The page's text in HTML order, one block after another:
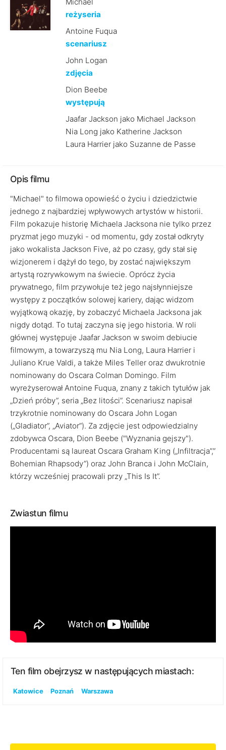
reżyseria
Antoine Fuqua
scenariusz
John Logan
zdjęcia
Dion Beebe
występują
Jaafar Jackson jako Michael Jackson
Nia Long jako Katherine Jackson
Laura Harrier jako Suzanne de Passe
Opis filmu
"Michael" to filmowa opowieść o życiu i dziedzictwie
jednego z najbardziej wpływowych artystów w historii.
Film pokazuje historię Michaela Jacksona nie tylko przez
pryzmat jego muzyki - od momentu, gdy został odkryty
jako wokalista Jackson Five, aż po czasy, gdy stał się
wizjonerem i dążył do tego, by zostać największym
artystą rozrywkowym na świecie. Oprócz życia
prywatnego, film przywołuje też jego najsłynniejsze
występy z początków solowej kariery, dając widzom
wyjątkową okazję, by zobaczyć Michaela Jacksona jak
nigdy dotąd. To tutaj zaczyna się jego historia. W roli
głównej występuje Jaafar Jackson w swoim debiucie
filmowym, a towarzyszą mu Nia Long, Laura Harrier i
Juliano Krue Valdi, a także Miles Teller oraz dwukrotnie
nominowany do Oscara Colman Domingo. Film
wyreżyserował Antoine Fuqua, znany z takich tytułów jak
„Dzień próby”, seria „Bez litości”. Scenariusz napisał
trzykrotnie nominowany do Oscara John Logan
(„Gladiator”, „Aviator”). Za zdjęcie jest odpowiedzialny
zdobywca Oscara, Dion Beebe ("Wyznania gejszy").
Producentami są laureat Oscara Graham King („Infiltracja”,”
Bohemian Rhapsody”) oraz John Branca i John McClain,
którzy wcześniej pracowali przy „This Is It”.
Zwiastun filmu
Ten film obejrzysz w następujących miastach:
Katowice Poznań Warszawa